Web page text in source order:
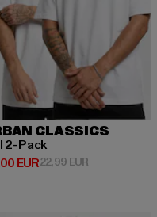
CLASSICS
2-Pack
EURPreis: 20,00 EUR
22,99 EURAktionspreis: